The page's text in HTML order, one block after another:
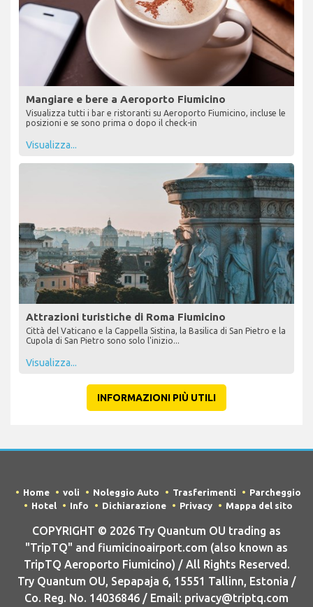
Mangiare e bere a Aeroporto Fiumicino
Visualizza tutti i bar e ristoranti su Aeroporto Fiumicino, incluse le
posizioni e se sono prima o dopo il check-in
Visualizza...
Attrazioni turistiche di Roma Fiumicino
Città del Vaticano e la Cappella Sistina, la Basilica di San Pietro e la
Cupola di San Pietro sono solo l'inizio...
Visualizza...
INFORMAZIONI PIÙ UTILI
Home voli Noleggio Auto Trasferimenti
Parcheggio
Hotel
Info Dichiarazione Privacy Mappa del sito
COPYRIGHT © 2026 Try Quantum OU trading as
"TripTQ" and fiumicinoairport.com (also known as
TripTQ Aeroporto Fiumicino) / All Rights Reserved.
Try Quantum OU, Sepapaja 6, 15551 Tallinn, Estonia /
Co. Reg. No. 14036846 / Email: privacy@triptq.com